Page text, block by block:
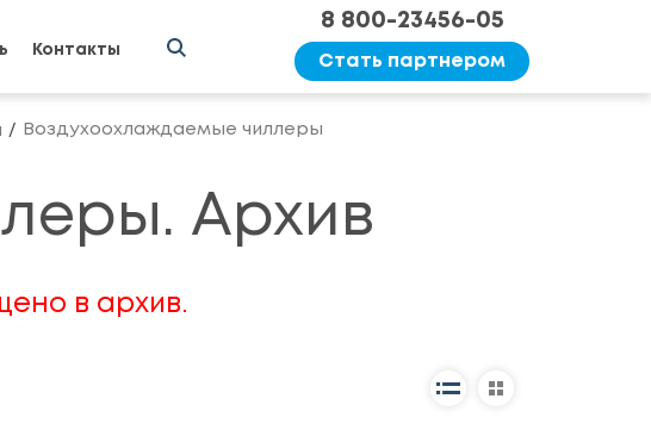
Контакты
8 800-23456-05
Стать партнером
Воздухоохлаждаемые чиллеры
Архив
в архив.